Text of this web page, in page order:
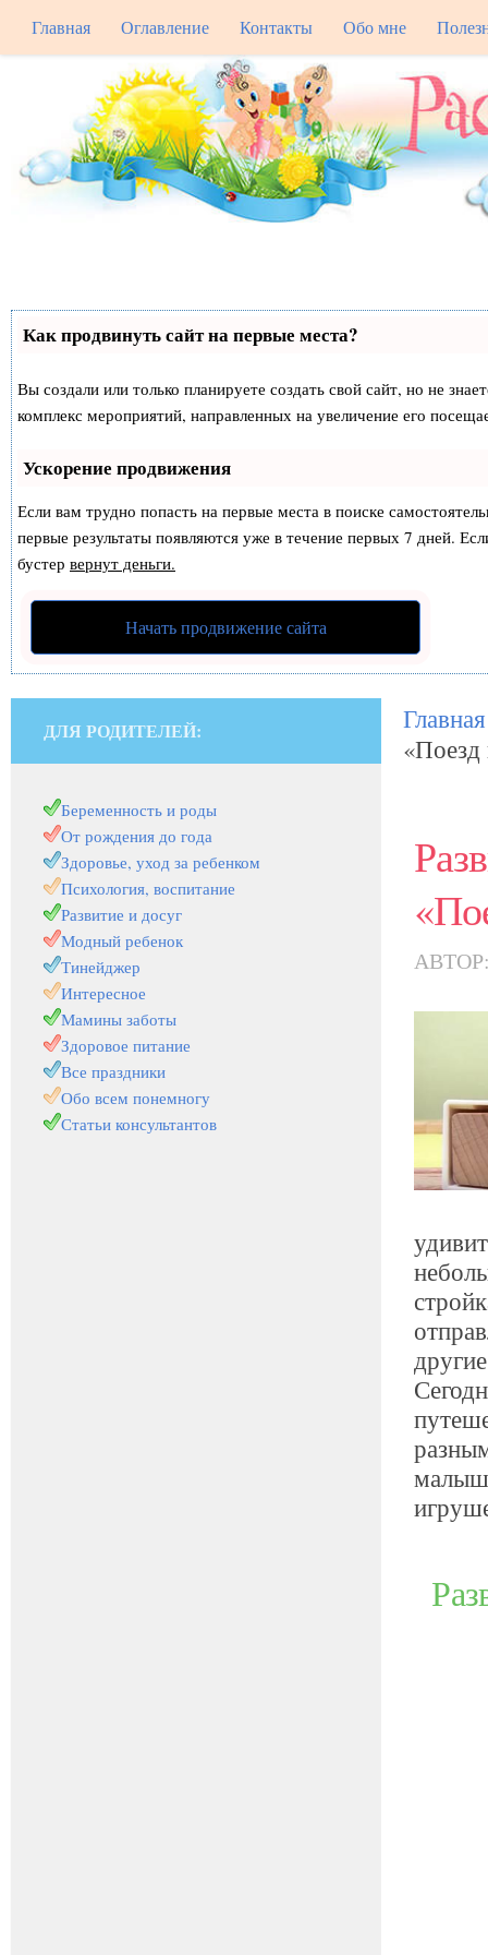
Главная Оглавление Контакты Обо мне
Как продвинуть сайт на первые места?
Вы создали или только планируете создать свой сайт, но не
комплекс мероприятий, направленных на увеличение его
Ускорение продвижения
Если вам трудно попасть на первые места в поиске
первые результаты появляются уже в течение первых 7 дней.
бустер вернут деньги.
Начать продвижение сайта
Главная
ДЛЯ РОДИТЕЛЕЙ:
Беременность и роды
От рождения до года
Здоровье, уход за ребенком
Психология, воспитание
Развитие и досуг
Модный ребенок
Тинейджер
Интересное
Мамины заботы
Здоровое питание
Все праздники
Обо всем понемногу
Статьи консультантов